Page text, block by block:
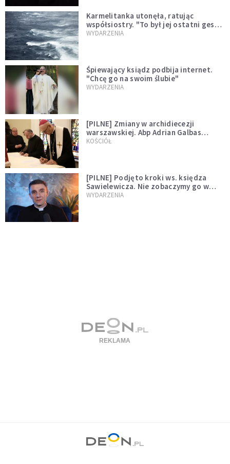
Karmelitanka utonęła, ratując
współsiostry. "To był jej ostatni gest
miłości"
WYDARZENIA
Śpiewający ksiądz podbija internet.
"Chcę go na swoim ślubie"
WYDARZENIA
[PILNE] Zmiany w archidiecezji
warszawskiej. Abp Adrian Galbas
wręczył dekrety nowym proboszczom
KOŚCIÓŁ
[PILNE] Podjęto kroki ws. księdza
Sawielewicza. Nie zobaczymy go w
mediach
WYDARZENIA